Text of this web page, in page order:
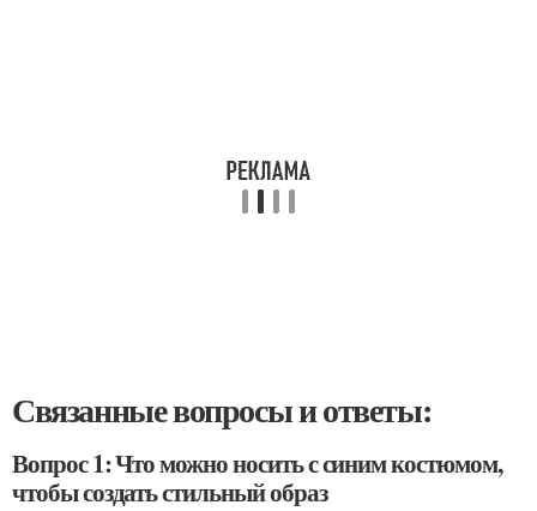
Связанные вопросы и ответы:
Вопрос 1: Что можно носить с синим костюмом,
чтобы создать стильный образ